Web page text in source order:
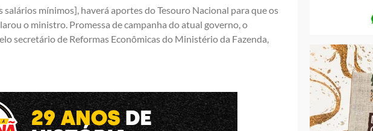
salários mínimos], haverá aportes do Tesouro Nacional para que os
o ministro. Promessa de campanha do atual governo, o
secretário de Reformas Econômicas do Ministério da Fazenda,